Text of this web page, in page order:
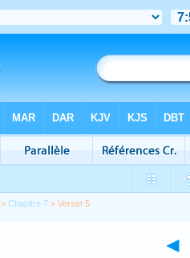
>Chapitre 7 > Verset 5
◄